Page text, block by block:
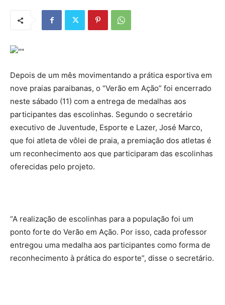
Depois de um mês movimentando a prática esportiva em
nove praias paraibanas, o “Verão em Ação” foi encerrado
neste sábado (11) com a entrega de medalhas aos
participantes das escolinhas. Segundo o secretário
executivo de Juventude, Esporte e Lazer, José Marco,
que foi atleta de vôlei de praia, a premiação dos atletas é
um reconhecimento aos que participaram das escolinhas
oferecidas pelo projeto.
“A realização de escolinhas para a população foi um
ponto forte do Verão em Ação. Por isso, cada professor
entregou uma medalha aos participantes como forma de
reconhecimento à prática do esporte”, disse o secretário.